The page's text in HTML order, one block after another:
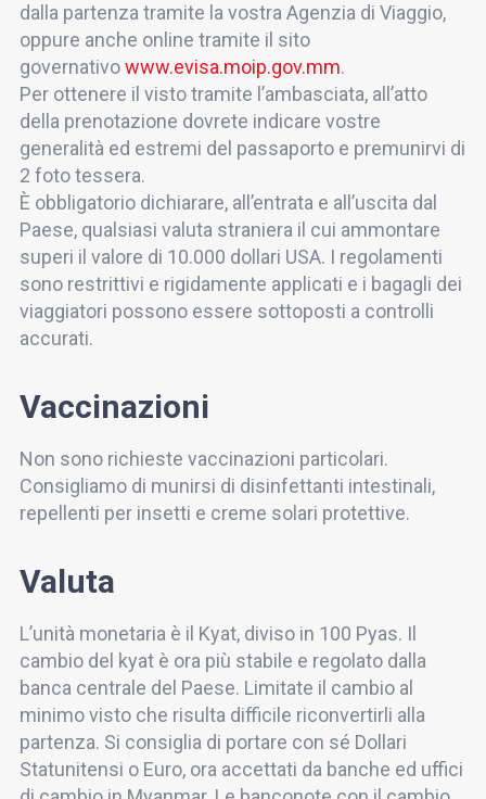
dalla partenza tramite la vostra Agenzia di Viaggio,
oppure anche online tramite il sito
governativowww.evisa.moip.gov.mm.
Per ottenere il visto tramite l’ambasciata, all’atto
della prenotazione dovrete indicare vostre
generalità ed estremi del passaporto e premunirvi di
2 foto tessera.
È obbligatorio dichiarare, all’entrata e all’uscita dal
Paese, qualsiasi valuta straniera il cui ammontare
superi il valore di 10.000 dollari USA. I regolamenti
sono restrittivi e rigidamente applicati e i bagagli dei
viaggiatori possono essere sottoposti a controlli
accurati.
Vaccinazioni
Non sono richieste vaccinazioni particolari.
Consigliamo di munirsi di disinfettanti intestinali,
repellenti per insetti e creme solari protettive.
Valuta
L’unità monetaria è il Kyat, diviso in 100 Pyas. Il
cambio del kyat è ora più stabile e regolato dalla
banca centrale del Paese. Limitate il cambio al
minimo visto che risulta difficile riconvertirli alla
partenza. Si consiglia di portare con sé Dollari
Statunitensi o Euro, ora accettati da banche ed uffici